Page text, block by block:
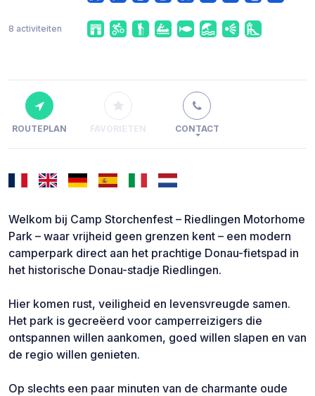
8 activiteiten
ROUTEPLAN FAVORIETEN CONTACT
Welkom bij Camp Storchenfest – Riedlingen Motorhome
Park – waar vrijheid geen grenzen kent – een modern
camperpark direct aan het prachtige Donau-fietspad in
het historische Donau-stadje Riedlingen.
Hier komen rust, veiligheid en levensvreugde samen.
Het park is gecreëerd voor camperreizigers die
ontspannen willen aankomen, goed willen slapen en van
de regio willen genieten.
Op slechts een paar minuten van de charmante oude